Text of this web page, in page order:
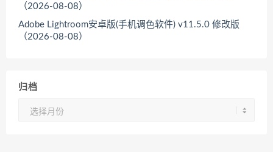
（2026-08-08）
Adobe Lightroom安卓版(手机调色软件) v11.5.0 修改版
（2026-08-08）
归档